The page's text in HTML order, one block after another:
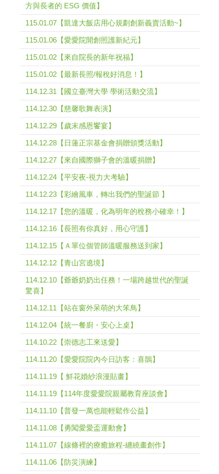
方與長者的 ESG 價值】
115.01.07【凱達大飯店用心規劃創新義賣活動~】
115.01.06【愛愛院開創照護新紀元】
115.01.02【來自院長的新年祝福】
115.01.02【最新長照/報稅好消息！】
114.12.31【國立臺灣大學 學術活動交流】
114.12.30【慈馨歌舞表演】
114.12.29【歲末感恩饗宴】
114.12.28【日蓮正宗基金會捐贈頒獎活動】
114.12.27【來自國際獅子會的溫暖捐贈】
114.12.24【平安夜-視力大考驗】
114.12.23【彩繪風車，轉出我們的聖誕節 】
114.12.17【您的溫暖，化為明年的稅務小確幸！】
114.12.16【長照有你真好，用心守護】
114.12.15【Ａ單位個管師溫暖服務送到家】
114.12.12【青山宮遶境】
114.12.10【爺爺奶奶出任務！一場跨越世代的聖誕
驚喜】
114.12.11【站在窗外呆萌的大笨鳥】
114.12.04【統一餐廚・安心上桌】
114.10.22【崇德志工來送愛】
114.11.20【愛愛院院內今日訪客：喜鵲】
114.11.19【 鮮花婚紗浪漫貼畫】
114.11.19【114年度愛愛院親屬教育座談會】
114.11.10【普發一萬也能輕鬆作公益】
114.11.08【勇闖愛愛盃運動會】
114.11.07【線條裡的療癒旅程-纏繞畫創作】
114.11.06【防災演練】